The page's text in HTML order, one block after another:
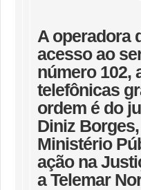
A operadora
acesso ao
número 102,
telefônicas
ordem é do
Diniz
Ministério
ação na
a Telemar